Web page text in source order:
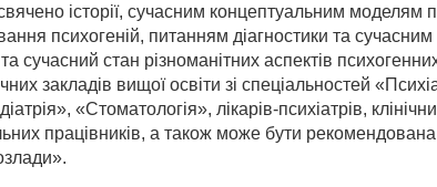
історії, сучасним концептуальним моделям
психогеній, питанням діагностики та
сучасний стан різноманітних аспектів
закладів вищої освіти зі спеціальностей
«Стоматологія», лікарів-психіатрів,
працівників, а також може бути